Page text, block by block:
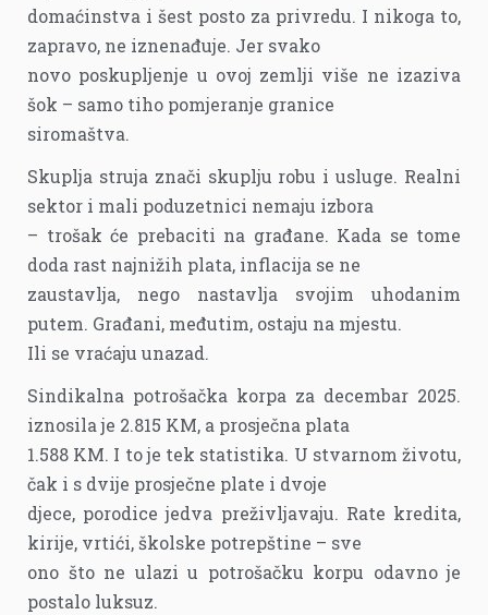
domaćinstva i šest posto za privredu. I nikoga to,
zapravo, ne iznenađuje. Jer svako
novo poskupljenje u ovoj zemlji više ne izaziva
šok – samo tiho pomjeranje granice
siromaštva.
Skuplja struja znači skuplju robu i usluge. Realni
sektor i mali poduzetnici nemaju izbora
– trošak će prebaciti na građane. Kada se tome
doda rast najnižih plata, inflacija se ne
zaustavlja, nego nastavlja svojim uhodanim
putem. Građani, međutim, ostaju na mjestu.
Ili se vraćaju unazad.
Sindikalna potrošačka korpa za decembar 2025.
iznosila je 2.815 KM, a prosječna plata
1.588 KM. I to je tek statistika. U stvarnom životu,
čak i s dvije prosječne plate i dvoje
djece, porodice jedva preživljavaju. Rate kredita,
kirije, vrtići, školske potrepštine – sve
ono što ne ulazi u potrošačku korpu odavno je
postalo luksuz.